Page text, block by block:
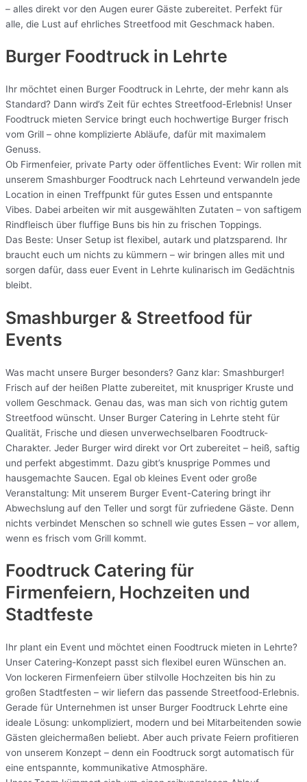
– alles direkt vor den Augen eurer Gäste zubereitet. Perfekt für
alle, die Lust auf ehrliches Streetfood mit Geschmack haben.
Burger Foodtruck in Lehrte
Ihr möchtet einen Burger Foodtruck in Lehrte, der mehr kann als
Standard? Dann wird’s Zeit für echtes Streetfood-Erlebnis! Unser
Foodtruck mieten Service bringt euch hochwertige Burger frisch
vom Grill – ohne komplizierte Abläufe, dafür mit maximalem
Genuss.
Ob Firmenfeier, private Party oder öffentliches Event: Wir rollen mit
unserem Smashburger Foodtruck nach Lehrteund verwandeln jede
Location in einen Treffpunkt für gutes Essen und entspannte
Vibes. Dabei arbeiten wir mit ausgewählten Zutaten – von saftigem
Rindfleisch über fluffige Buns bis hin zu frischen Toppings.
Das Beste: Unser Setup ist flexibel, autark und platzsparend. Ihr
braucht euch um nichts zu kümmern – wir bringen alles mit und
sorgen dafür, dass euer Event in Lehrte kulinarisch im Gedächtnis
bleibt.
Smashburger & Streetfood für
Events
Was macht unsere Burger besonders? Ganz klar: Smashburger!
Frisch auf der heißen Platte zubereitet, mit knuspriger Kruste und
vollem Geschmack. Genau das, was man sich von richtig gutem
Streetfood wünscht. Unser Burger Catering in Lehrte steht für
Qualität, Frische und diesen unverwechselbaren Foodtruck-
Charakter. Jeder Burger wird direkt vor Ort zubereitet – heiß, saftig
und perfekt abgestimmt. Dazu gibt’s knusprige Pommes und
hausgemachte Saucen. Egal ob kleines Event oder große
Veranstaltung: Mit unserem Burger Event-Catering bringt ihr
Abwechslung auf den Teller und sorgt für zufriedene Gäste. Denn
nichts verbindet Menschen so schnell wie gutes Essen – vor allem,
wenn es frisch vom Grill kommt.
Foodtruck Catering für
Firmenfeiern, Hochzeiten und
Stadtfeste
Ihr plant ein Event und möchtet einen Foodtruck mieten in Lehrte?
Unser Catering-Konzept passt sich flexibel euren Wünschen an.
Von lockeren Firmenfeiern über stilvolle Hochzeiten bis hin zu
großen Stadtfesten – wir liefern das passende Streetfood-Erlebnis.
Gerade für Unternehmen ist unser Burger Foodtruck Lehrte eine
ideale Lösung: unkompliziert, modern und bei Mitarbeitenden sowie
Gästen gleichermaßen beliebt. Aber auch private Feiern profitieren
von unserem Konzept – denn ein Foodtruck sorgt automatisch für
eine entspannte, kommunikative Atmosphäre.